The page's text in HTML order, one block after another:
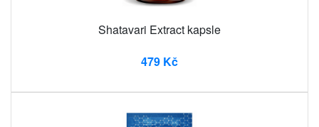
Shatavari Extract kapsle
479 Kč